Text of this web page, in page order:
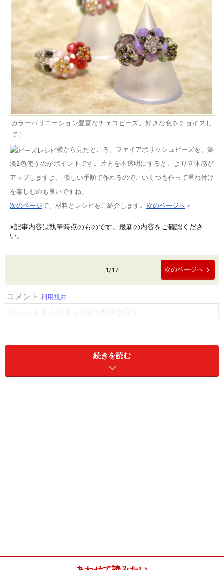
カラーバリエーション豊富なチェコビーズ。好きな色をチョイスし
て！
横から見たところ。 ファイアポリッシュビーズを、濃
淡2色使うのがポイントです。片方を不透明にすると、より立体感が
アップしますよ。 優しい手順で作れるので、いくつも作って重ね付け
を楽しむのも良いですね。
次のページで、材料とレシピをご紹介します。 次のページへ ＞
※記事内容は執筆時点のものです。最新の内容をご確認くださ
い。
1/17 次のページへ
続きを読む